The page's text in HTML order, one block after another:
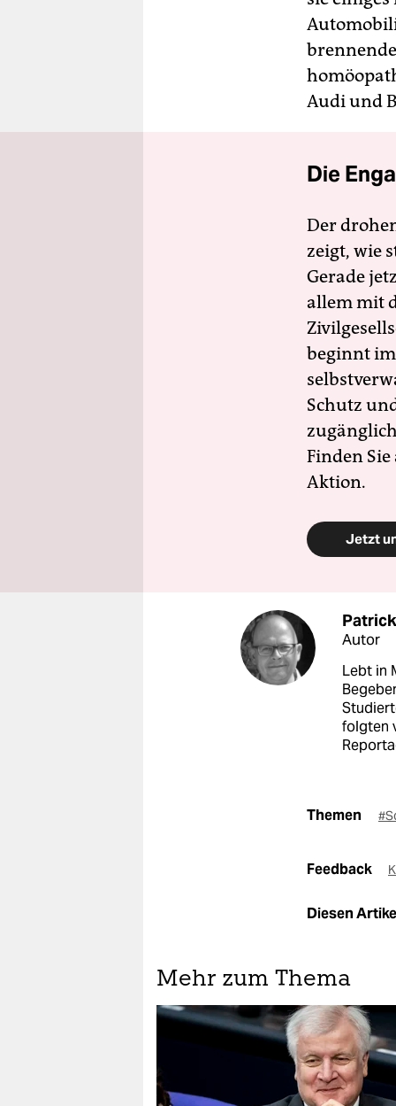
Audi und
Die
Der
zeigt, wie
Gerade
allem mit
beginnt
Schutz
Finden
Aktion.
Jetzt
Autor
Lebt in
folgten
Themen
Feedback
Diesen
Mehr zum Thema